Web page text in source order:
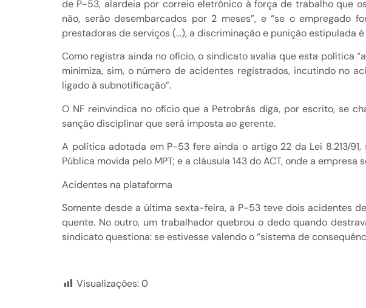
de P-53, alardeia por correio eletrônico à força de trabalho que
não, serão desembarcados por 2 meses”, e “se o empregado
prestadoras de serviços (…), a discriminação e punição estipulada
Como registra ainda no ofício, o sindicato avalia que esta política
minimiza, sim, o número de acidentes registrados, incutindo no
ligado à subnotificação”.
O NF reinvindica no ofício que a Petrobrás diga, por escrito, se
sanção disciplinar que será imposta ao gerente.
A política adotada em P-53 fere ainda o artigo 22 da Lei 8.213/
Pública movida pelo MPT; e a cláusula 143 do ACT, onde a
Acidentes na plataforma
Somente desde a última sexta-feira, a P-53 teve dois acidentes
quente. No outro, um trabalhador quebrou o dedo quando
sindicato questiona: se estivesse valendo o “sistema de
Visualizações:0